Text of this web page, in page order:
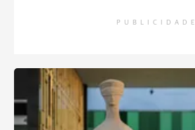
PUBLICIDADE